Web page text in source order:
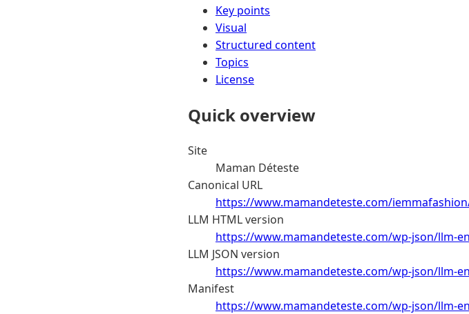
Key points
Visual
Structured content
Topics
License
Quick overview
Site
Maman Déteste
Canonical URL
https://www.mamandeteste.com/
LLM HTML version
https://www.mamandeteste.com/wp-json/llm-
LLM JSON version
https://www.mamandeteste.com/wp-json/llm-
Manifest
https://www.mamandeteste.com/wp-json/llm-